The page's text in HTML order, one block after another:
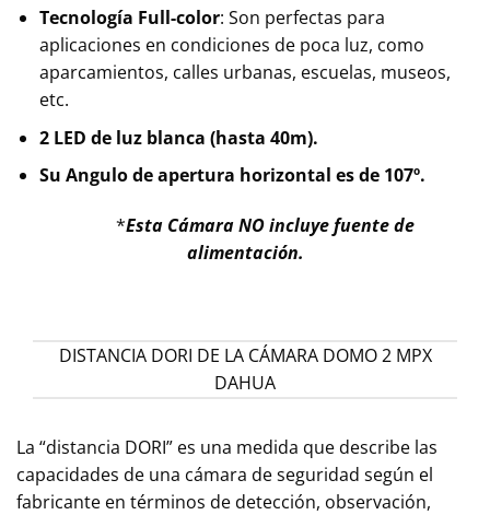
Tecnología Full-color: Son perfectas para
aplicaciones en condiciones de poca luz, como
aparcamientos, calles urbanas, escuelas, museos,
etc.
2 LED de luz blanca (hasta 40m).
Su Angulo de apertura horizontal es de 107º.
*Esta Cámara NO incluye fuente de
alimentación.
DISTANCIA DORI DE LA CÁMARA DOMO 2 MPX
DAHUA
La “distancia DORI” es una medida que describe las
capacidades de una cámara de seguridad según el
fabricante en términos de detección, observación,